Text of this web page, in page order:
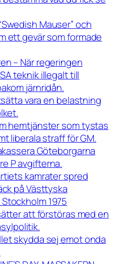
Mauser” och
ett gevär som formade
– När regeringen
teknik illegalt till
järnridån.
vara en belastning
hemtjänster som tystas
liberala straff för GM.
Göteborgarna
P avgifterna.
kamrater spred
på Västtyska
1975
att förstöras med en
skydda sej emot onda